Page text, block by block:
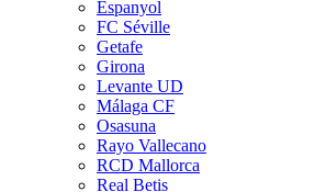
Espanyol
FC Séville
Getafe
Girona
Levante UD
Málaga CF
Osasuna
Rayo Vallecano
RCD Mallorca
Real Betis